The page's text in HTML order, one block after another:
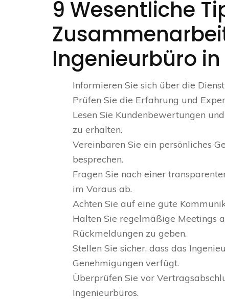
9 Wesentliche
Ingenieurbüro
Informieren Sie sich über die
Prüfen Sie die Erfahrung und
Lesen Sie Kundenbewertungen
zu erhalten.
Vereinbaren Sie ein persönliches
besprechen.
Fragen Sie nach einer
im Voraus ab.
Achten Sie auf eine gute
Halten Sie regelmäßige Meetings
Rückmeldungen zu geben.
Stellen Sie sicher, dass das
Genehmigungen verfügt.
Überprüfen Sie vor
Ingenieurbüros.